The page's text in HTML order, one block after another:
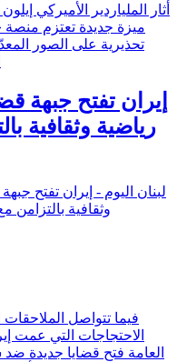
أثار الملياردير الأميركي
ميزة جديدة تعتزم
تحذيرية على الصور
إيران تفتح جبهة
رياضية وثقافية
فيما تتواصل
الاحتجاجات التي عمت
العامة فتح قضايا جديدة